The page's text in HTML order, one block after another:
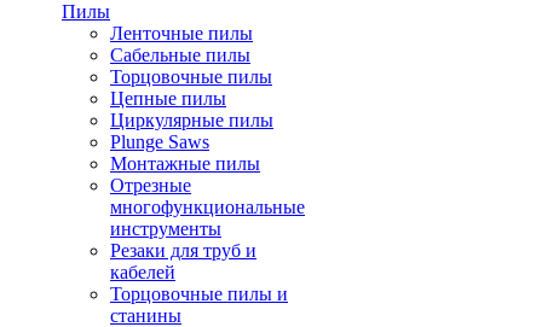
Пилы
Ленточные пилы
Сабельные пилы
Торцовочные пилы
Цепные пилы
Циркулярные пилы
Plunge Saws
Монтажные пилы
Отрезные
многофункциональные
инструменты
Резаки для труб и
кабелей
Торцовочные пилы и
станины